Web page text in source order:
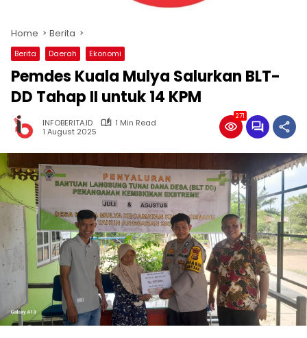
Home Berita
Berita Daerah Ekonomi
Pemdes Kuala Mulya Salurkan BLT-
DD Tahap II untuk 14 KPM
INFOBERITA.ID
1 Min Read
1 August 2025
271